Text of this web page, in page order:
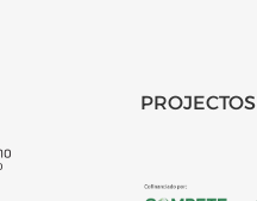
PROJECTOS